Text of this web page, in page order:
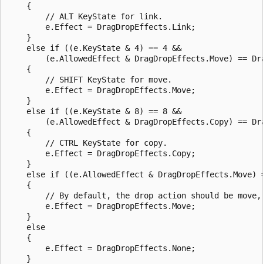
    {
        // ALT KeyState for link.
        e.Effect = DragDropEffects.Link;
    }
    else if ((e.KeyState & 4) == 4 &&
(e.AllowedEffect & DragDropEffects.Move) ==
    {
        // SHIFT KeyState for move.
        e.Effect = DragDropEffects.Move;
    }
    else if ((e.KeyState & 8) == 8 &&
(e.AllowedEffect & DragDropEffects.Copy) ==
    {
        // CTRL KeyState for copy.
        e.Effect = DragDropEffects.Copy;
    }
else if ((e.AllowedEffect & DragDropEffects.Move)
    {
// By default, the drop action should be
        e.Effect = DragDropEffects.Move;
    }
    else
    {
        e.Effect = DragDropEffects.None;
    }